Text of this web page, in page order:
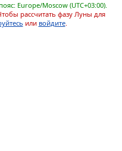
Europe/Moscow (UTC+03:00).
рассчитать фазу Луны для
или войдите.